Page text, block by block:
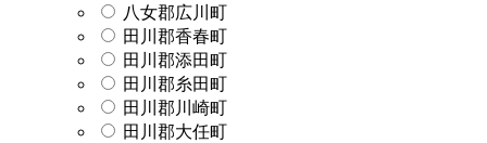
八女郡広川町
田川郡香春町
田川郡添田町
田川郡糸田町
田川郡川崎町
田川郡大任町